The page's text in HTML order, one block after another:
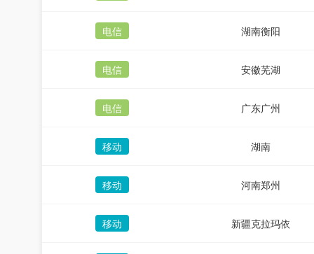
电信 湖南衡阳
电信 安徽芜湖
电信 广东广州
移动 湖南
移动 河南郑州
移动 新疆克拉玛依